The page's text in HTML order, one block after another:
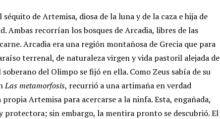
de Artemisa, diosa de la luna y de la caza e hija de
Ambas recorrían los bosques de Arcadia, libres de las
Arcadia era una región montañosa de Grecia que para
terrenal, de naturaleza virgen y vida pastoril alejada de
del Olimpo se fijó en ella. Como Zeus sabía de su
Las metamorfosis, recurrió a una artimaña en verdad
Artemisa para acercarse a la ninfa. Esta, engañada,
protectora; sin embargo, la mentira pronto se descubrió. El